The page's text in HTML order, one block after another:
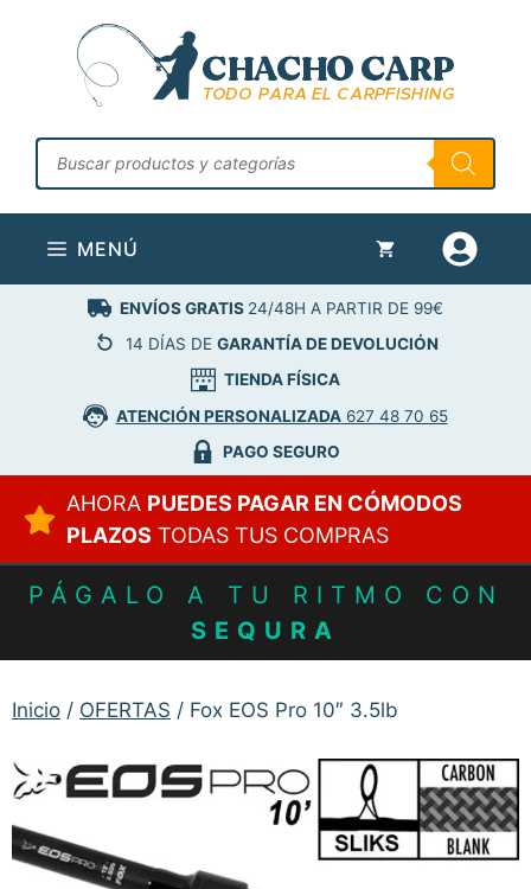
contenido
Búsqueda
de
productos
MENÚ
ENVÍOS GRATIS 24/48H A PARTIR DE 99€
14 DÍAS DE GARANTÍA DE DEVOLUCIÓN
TIENDA FÍSICA
ATENCIÓN PERSONALIZADA627 48 70 65
PAGO SEGURO
AHORA PUEDES PAGAR EN CÓMODOS
PLAZOS TODAS TUS COMPRAS
PÁGALO A TU RITMO CON
SEQURA
Inicio / OFERTAS / Fox EOS Pro 10″ 3.5lb